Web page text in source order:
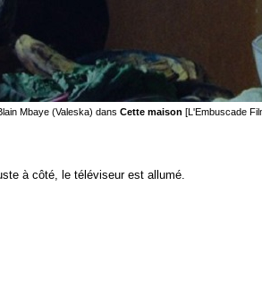
Mbaye (Valeska) dans Cette maison [L'Embuscade
à côté, le téléviseur est allumé.